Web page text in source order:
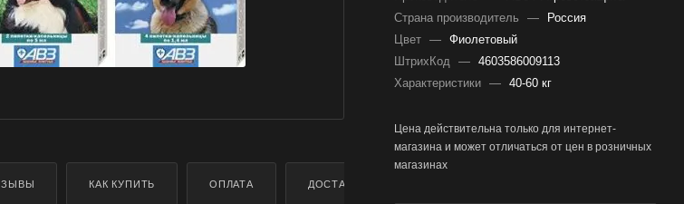
КАК КУПИТЬ ОПЛАТА ДОСТАВКА
Страна производитель
—
Россия
Цвет — Фиолетовый
ШтрихКод — 4603586009113
Характеристики — 40-60 кг
Цена действительна только для интернет-
магазина и может отличаться от цен в розничных
магазинах